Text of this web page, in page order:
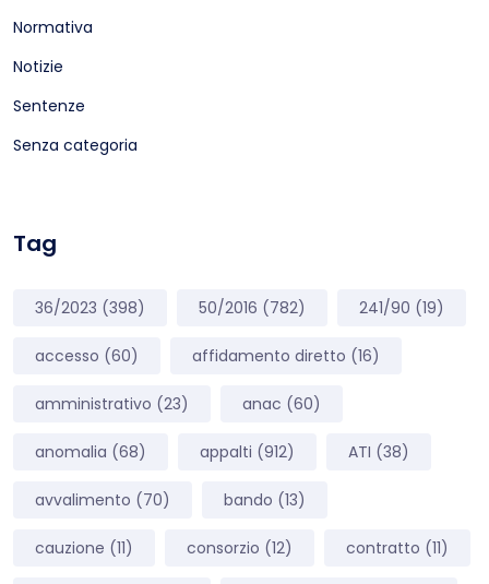
Normativa
Notizie
Sentenze
Senza categoria
Tag
36/2023 (398) 50/2016 (782) 241/90 (19)
accesso (60) affidamento diretto (16)
amministrativo (23) anac (60)
anomalia (68) appalti (912) ATI (38)
avvalimento (70) bando (13)
cauzione (11) consorzio (12) contratto (11)